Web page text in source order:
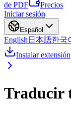
de PDF
Precios
Iniciar sesión
Español
English 日本語한국
Instalar extensión
Traducir